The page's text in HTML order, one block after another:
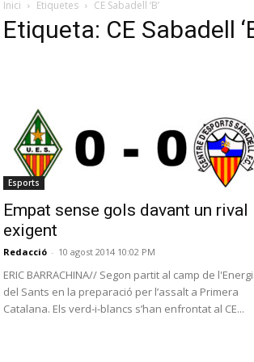
Inici Etiquetes CE Sabadell ‘B’
Etiqueta: CE Sabadell
Esports
Empat sense gols davant un rival
exigent
Redacció - 10 agost 2014 10:02 PM
ERIC BARRACHINA// Segon partit al camp de
del Sants en la preparació per l’assalt a Primera
Catalana. Els verd-i-blancs s’han enfrontat al CE...